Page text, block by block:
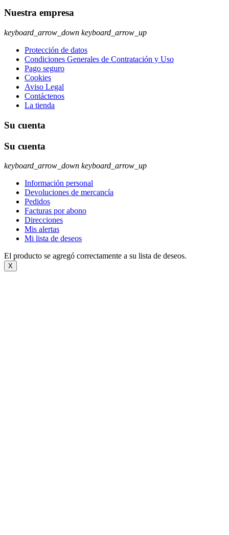
Nuestra empresa
keyboard_arrow_down keyboard_arrow_up
Protección de datos
Condiciones Generales de Contratación y Uso
Pago seguro
Cookies
Aviso Legal
Contáctenos
La tienda
Su cuenta
Su cuenta
keyboard_arrow_down keyboard_arrow_up
Información personal
Devoluciones de mercancía
Pedidos
Facturas por abono
Direcciones
Mis alertas
Mi lista de deseos
El producto se agregó correctamente a su lista de deseos.
X